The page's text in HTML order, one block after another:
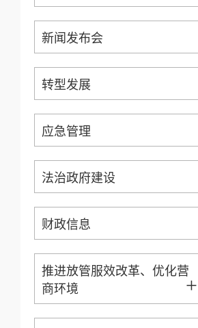
新闻发布会
转型发展
应急管理
法治政府建设
财政信息
推进放管服效改革、优化营
商环境
+